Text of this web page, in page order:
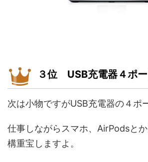
３位 USB充電器４ポー
次は小物ですがUSB充電器の４ポ
仕事しながらスマホ、AirPodsと
構重宝しますよ。